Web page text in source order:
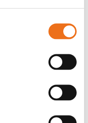
till i varukorg
svart 2xl med avant-